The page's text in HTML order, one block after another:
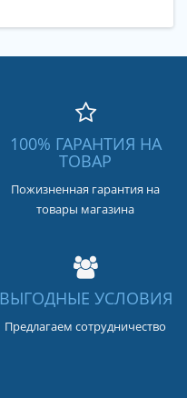
100% ГАРАНТИЯ НА
ТОВАР
Пожизненная гарантия на
товары магазина
ВЫГОДНЫЕ УСЛОВИЯ
Предлагаем сотрудничество